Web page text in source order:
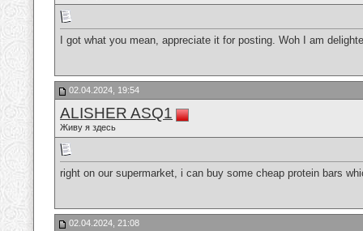
I got what you mean, appreciate it for posting. Woh I am
02.04.2024, 19:54
ALISHER ASQ1
Живу я здесь
right on our supermarket, i can buy some cheap protein bars
02.04.2024, 21:08